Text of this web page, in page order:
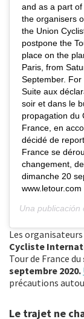
and as a part
the organisers
the Union
postpone the
place on the
Paris, from
September.
Suite aux
soir et dans le
propagation du
France, en
décidé de
France se
changement,
dimanche 20
Una publicación
Les organisateurs
Cycliste
Tour de France du
septembre 2020.
précautions
Le trajet ne